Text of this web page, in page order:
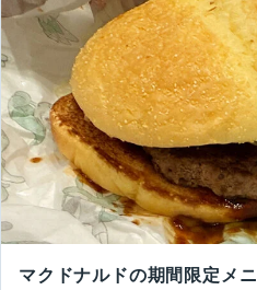
マクドナルドの期間限定メ